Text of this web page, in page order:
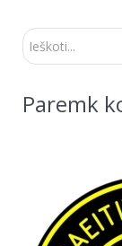
Ieškoti...
Paremk